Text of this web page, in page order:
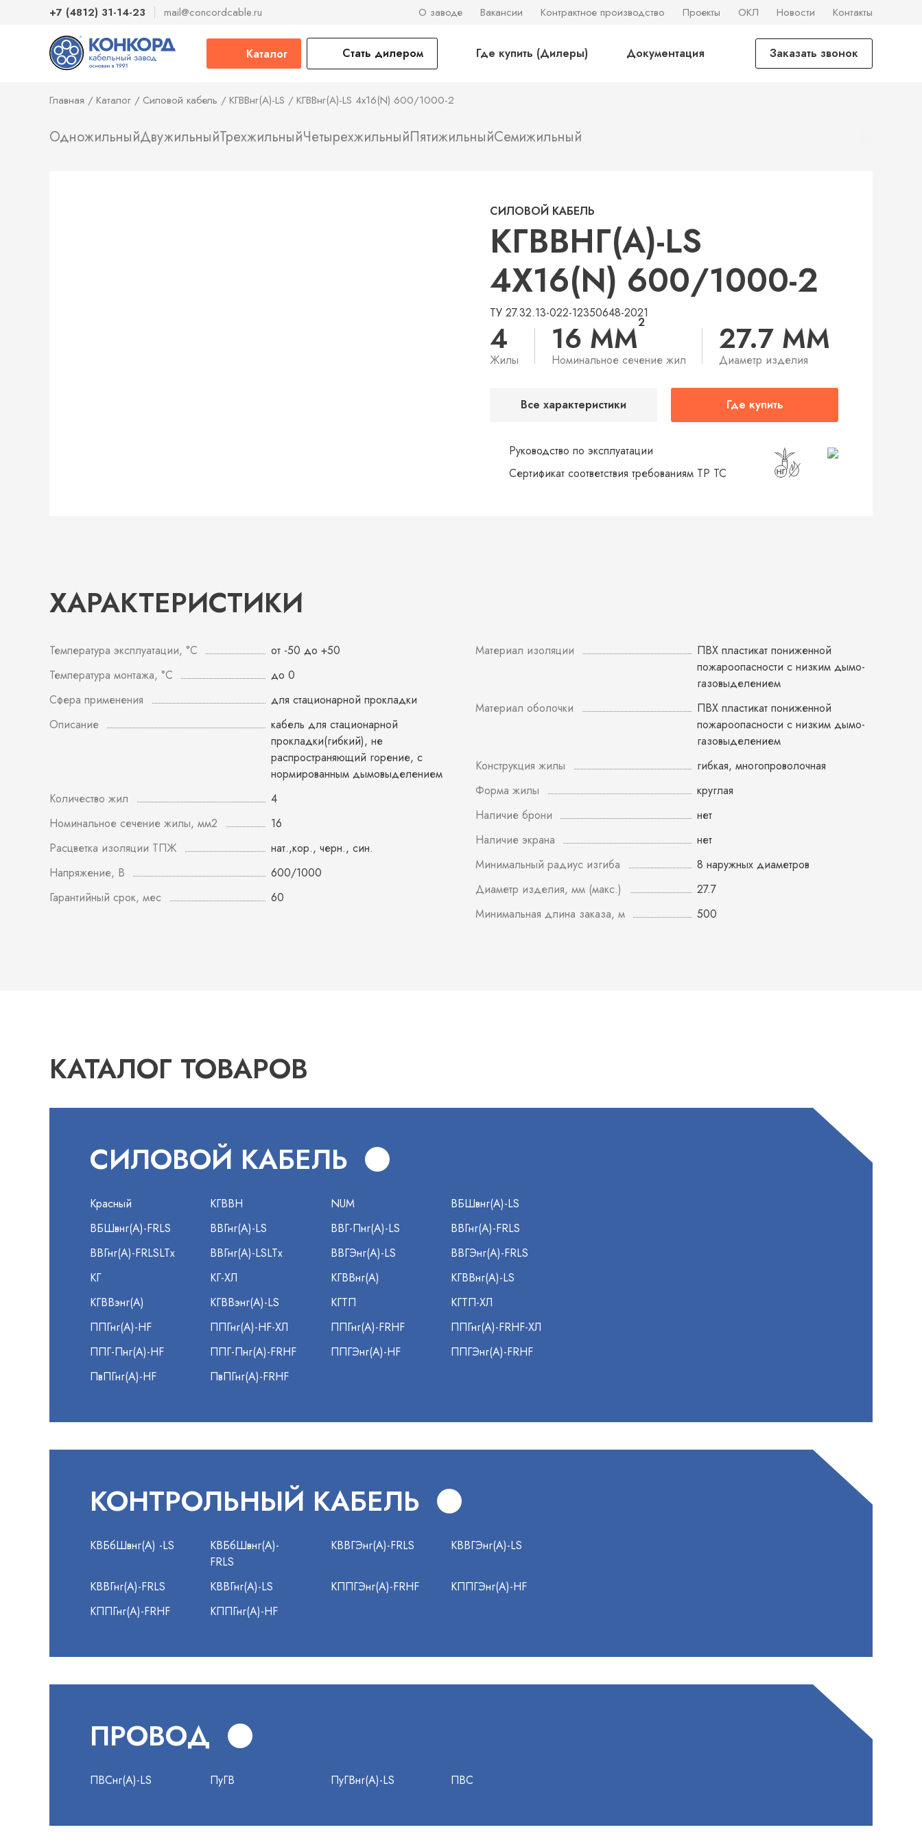
+7 (4812) 31-14-23 mail@concordcable.ru О заводе Вакансии Контрактное производство Проекты ОКЛ Новости Контакты
Каталог Стать дилером Где купить (Дилеры) Документация Заказать звонок
Главная Каталог Силовой кабель КГВВнг(А)-LS КГВВнг(А)-LS 4х16(N) 600/1000-2
ОдножильныйДвужильныйТрехжильныйЧетырехжильныйПятижильныйСемижильный
СИЛОВОЙ КАБЕЛЬ
КГВВНГ(А)-LS
4Х16(N) 600/1000-2
ТУ 27.32.13-022-12350648-2021
4
Жилы
16 ММ2
Номинальное сечение жил
27.7 ММ
Диаметр изделия
Все характеристики Где купить
Руководство по эксплуатации
Сертификат соответствия требованиям ТР ТС
ХАРАКТЕРИСТИКИ
Температура эксплуатации, °С
от -50 до +50
Температура монтажа, °С
до 0
Сфера применения
для стационарной прокладки
Описание
кабель для стационарной
прокладки(гибкий), не
распространяющий горение, с
нормированным дымовыделением
Количество жил
4
Номинальное сечение жилы, мм2
16
Расцветка изоляции ТПЖ
нат.,кор., черн., син.
Напряжение, В
600/1000
Гарантийный срок, мес
60
Материал изоляции
ПВХ пластикат пониженной
пожароопасности с низким дымо-
газовыделением
Материал оболочки
ПВХ пластикат пониженной
пожароопасности с низким дымо-
газовыделением
Конструкция жилы
гибкая, многопроволочная
Форма жилы
круглая
Наличие брони
нет
Наличие экрана
нет
Минимальный радиус изгиба
8 наружных диаметров
Диаметр изделия, мм (макс.)
27.7
Минимальная длина заказа, м
500
КАТАЛОГ ТОВАРОВ
СИЛОВОЙ КАБЕЛЬ
Красный КГВВН NUM
ВБШвнг(А)-LS
ВБШвнг(А)-FRLS
ВВГнг(А)-LS ВВГ-Пнг(А)-LS
ВВГнг(А)-FRLS
ВВГнг(А)-FRLSLTx
ВВГнг(А)-LSLTx ВВГЭнг(А)-LS
ВВГЭнг(А)-FRLS
КГ
КГ-ХЛ КГВВнг(А)
КГВВнг(А)-LS
КГВВэнг(А)
КГВВэнг(А)-LS КГТП
КГТП-ХЛ
ППГнг(А)-HF
ППГнг(А)-HF-ХЛ ППГнг(А)-FRHF
ППГнг(А)-FRHF-ХЛ
ППГ-Пнг(А)-HF
ППГ-Пнг(А)-FRHF ППГЭнг(А)-HF
ППГЭнг(А)-FRHF
ПвПГнг(А)-HF
ПвПГнг(А)-FRHF
КОНТРОЛЬНЫЙ КАБЕЛЬ
КВБбШвнг(А) -LS
КВБбШвнг(А)-
FRLS
КВВГЭнг(А)-FRLS КВВГЭнг(А)-LS
КВВГнг(А)-FRLS КВВГнг(А)-LS КППГЭнг(А)-FRHF
КППГЭнг(А)-HF
КППГнг(А)-FRHF
КППГнг(А)-HF
ПРОВОД
ПВСнг(А)-LS ПуГВ ПуГВнг(А)-LS ПВС